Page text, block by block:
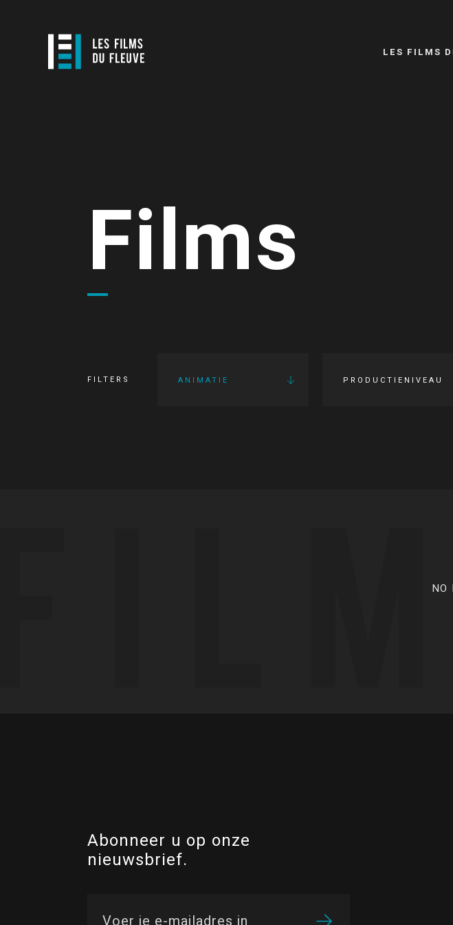
LES FILMS
Films
FILTERS ANIMATIE PRODUCTIENIVEAU
NO
Abonneer u op onze
nieuwsbrief.